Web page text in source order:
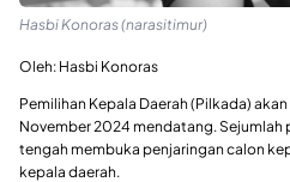
Hasbi Konoras (narasitimur)
Oleh: Hasbi Konoras
Pemilihan Kepala Daerah (Pilkada)
November 2024 mendatang.
tengah membuka penjaringan calon
kepala daerah.